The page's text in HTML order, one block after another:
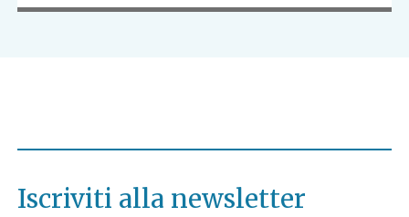
Iscriviti alla newsletter